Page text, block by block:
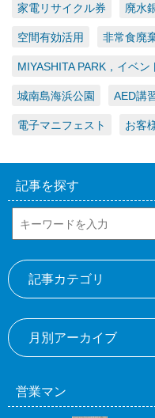
家電リサイクル券 廃水
空間有効活用 非常食廃
MIYASHITA PARK，イベ
城南島海浜公園 AED講
電子マニフェスト お客
記事を探す
記事カテゴリ
月別アーカイブ
営業マン